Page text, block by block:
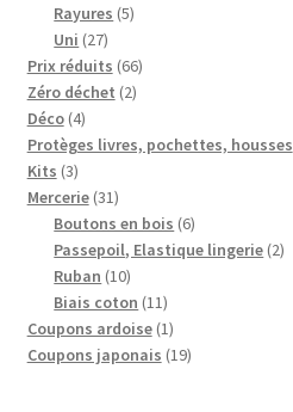
Rayures 55
Uni 2727
produits
Prix réduits 6666
Zéro déchet 22
Déco 44
produits
Protèges livres, pochettes, housses
Kits 33
produits
Mercerie 3131
produits
Boutons en bois 66
produits
Passepoil, Elastique lingerie 22
Ruban 1010
produits
Biais coton 1111
produits
Coupons ardoise 11
produit
Coupons japonais 1919